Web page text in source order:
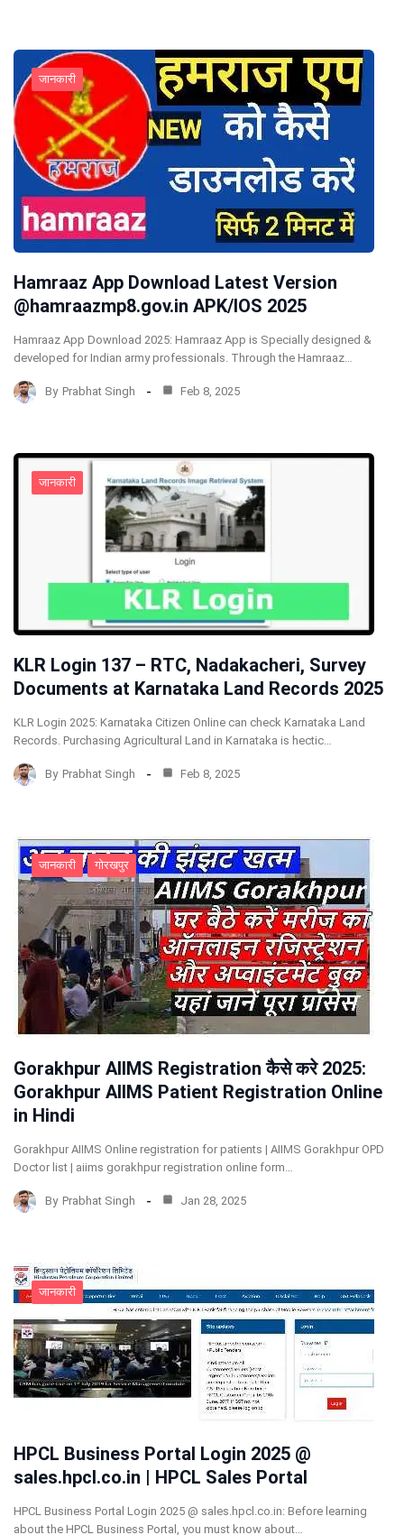
जानकारी
Hamraaz App Download Latest Version
@hamraazmp8.gov.in APK/IOS 2025
Hamraaz App Download 2025: Hamraaz App is Specially designed &
developed for Indian army professionals. Through the Hamraaz…
By Prabhat Singh Feb 8, 2025
जानकारी
KLR Login 137 – RTC, Nadakacheri, Survey
Documents at Karnataka Land Records 2025
KLR Login 2025: Karnataka Citizen Online can check Karnataka Land
Records. Purchasing Agricultural Land in Karnataka is hectic…
By Prabhat Singh Feb 8, 2025
जानकारी गोरखपुर
Gorakhpur AIIMS Registration कैसे करे 2025:
Gorakhpur AIIMS Patient Registration Online
in Hindi
Gorakhpur AIIMS Online registration for patients | AIIMS Gorakhpur OPD
Doctor list | aiims gorakhpur registration online form…
By Prabhat Singh Jan 28, 2025
जानकारी
HPCL Business Portal Login 2025 @
sales.hpcl.co.in | HPCL Sales Portal
HPCL Business Portal Login 2025 @ sales.hpcl.co.in: Before learning
about the HPCL Business Portal, you must know about…